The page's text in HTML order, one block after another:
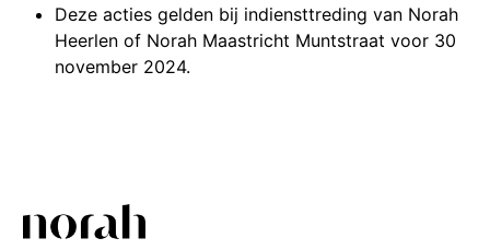
Deze acties gelden bij indiensttreding van Norah
Heerlen of Norah Maastricht Muntstraat voor 30
november 2024.